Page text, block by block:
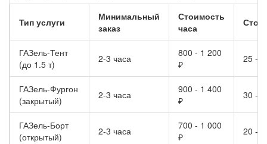
Тип услуги
Минимальный
заказ
Стоимость
часа
ГАЗель-Тент
(до 1.5 т)
2-3 часа
800 - 1 200
₽
25 -
ГАЗель-Фургон
(закрытый)
2-3 часа
900 - 1 400
₽
30 -
ГАЗель-Борт
(открытый)
2-3 часа
700 - 1 000
₽
20 -